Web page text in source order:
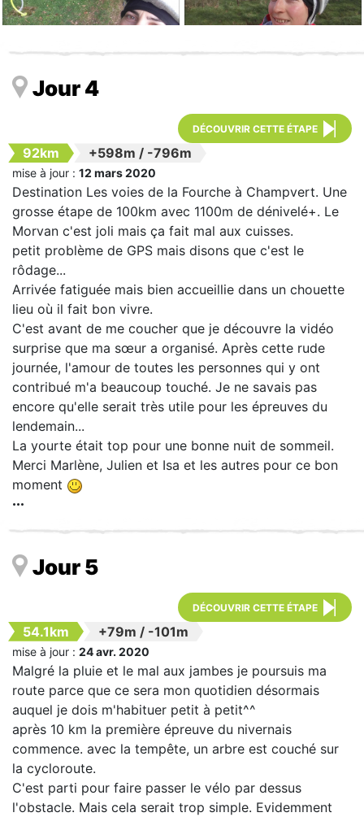
Jour 4
DÉCOUVRIR CETTE ÉTAPE
92km +598m / -796m
mise à jour : 12 mars 2020
Destination Les voies de la Fourche à Champvert. Une
grosse étape de 100km avec 1100m de dénivelé+. Le
Morvan c'est joli mais ça fait mal aux cuisses.
petit problème de GPS mais disons que c'est le
rôdage...
Arrivée fatiguée mais bien accueillie dans un chouette
lieu où il fait bon vivre.
C'est avant de me coucher que je découvre la vidéo
surprise que ma sœur a organisé. Après cette rude
journée, l'amour de toutes les personnes qui y ont
contribué m'a beaucoup touché. Je ne savais pas
encore qu'elle serait très utile pour les épreuves du
lendemain...
La yourte était top pour une bonne nuit de sommeil.
Merci Marlène, Julien et Isa et les autres pour ce bon
moment
Jour 5
DÉCOUVRIR CETTE ÉTAPE
54.1km +79m / -101m
mise à jour : 24 avr. 2020
Malgré la pluie et le mal aux jambes je poursuis ma
route parce que ce sera mon quotidien désormais
auquel je dois m'habituer petit à petit^^
après 10 km la première épreuve du nivernais
commence. avec la tempête, un arbre est couché sur
la cycloroute.
C'est parti pour faire passer le vélo par dessus
l'obstacle. Mais cela serait trop simple. Evidemment